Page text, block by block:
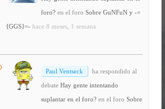
foro? en el foro Sobre GuNFuN y -=
{GGS}=- hace 8 meses, 1 semana
Paul Ventseck
ha respondido al
debate Hay gente intentando
suplantar en el foro? en el foro Sobre